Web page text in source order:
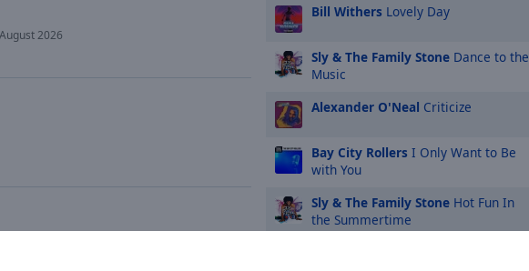
2026
Bill Withers Lovely Day
Sly & The Family Stone Dance to the
Music
Alexander O'Neal Criticize
Bay City Rollers I Only Want to Be
with You
Sly & The Family Stone Hot Fun In
the Summertime